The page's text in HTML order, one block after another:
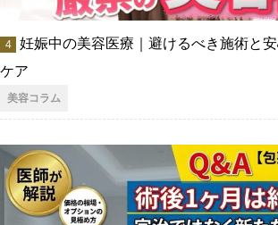
妊娠中の美容医療｜避けるべき施術と
ケア
美容コラム